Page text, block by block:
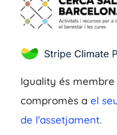
Iguality és membre
compromès a el
de l'assetjament.